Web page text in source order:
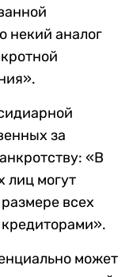
некий аналог
за
«В
лиц могут
всех
может